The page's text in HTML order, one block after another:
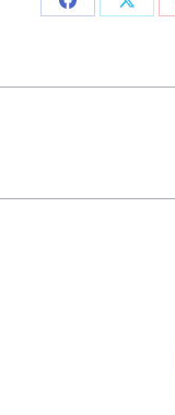
Share
Facebook
Share
X